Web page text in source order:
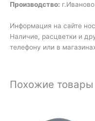
Производство: г.Иваново
Информация на сайте
Наличие, расцветки и
телефону или в
Похожие товары